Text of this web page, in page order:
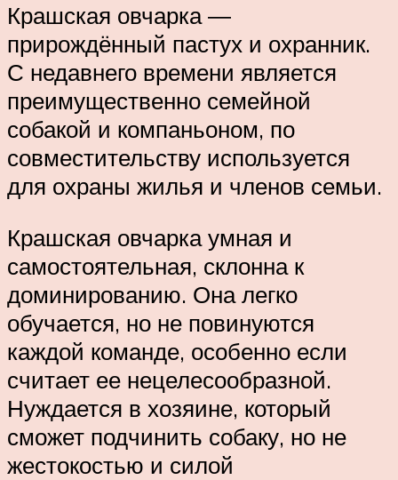
Крашская овчарка ―
прирождённый пастух и охранник.
С недавнего времени является
преимущественно семейной
собакой и компаньоном, по
совместительству используется
для охраны жилья и членов семьи.
Крашская овчарка умная и
самостоятельная, склонна к
доминированию. Она легко
обучается, но не повинуются
каждой команде, особенно если
считает ее нецелесообразной.
Нуждается в хозяине, который
сможет подчинить собаку, но не
жестокостью и силой